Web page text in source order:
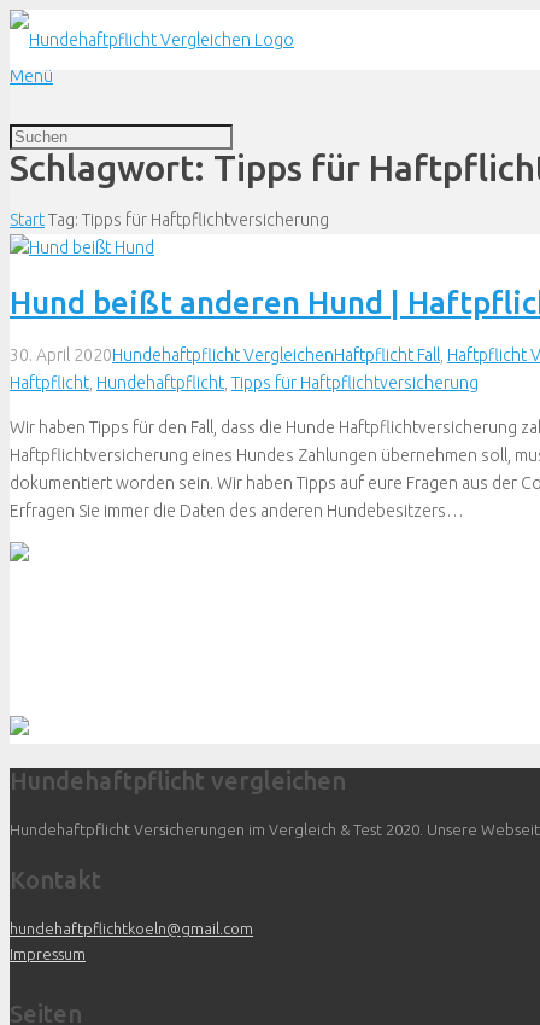
Menü
Schlagwort: Tipps für
StartTag: Tipps für Haftpflichtversicherung
Hund beißt anderen Hund |
30. April 2020Hundehaftpflicht VergleichenHaftpflicht Fall, Haftpflicht
Haftpflicht, Hundehaftpflicht, Tipps für Haftpflichtversicherung
Wir haben Tipps für den Fall, dass die Hunde Haftpflichtversicherung
Haftpflichtversicherung eines Hundes Zahlungen übernehmen soll,
dokumentiert worden sein. Wir haben Tipps auf eure Fragen aus der
Erfragen Sie immer die Daten des anderen Hundebesitzers…
Hundehaftpflicht vergleichen
Hundehaftpflicht Versicherungen im Vergleich & Test 2020. Unsere
Kontakt
hundehaftpflichtkoeln@gmail.com
Impressum
Seiten